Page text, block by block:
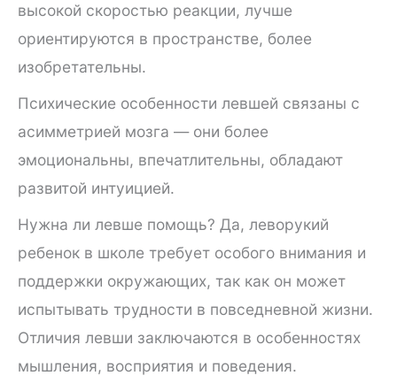
высокой скоростью реакции, лучше
ориентируются в пространстве, более
изобретательны.
Психические особенности левшей связаны с
асимметрией мозга — они более
эмоциональны, впечатлительны, обладают
развитой интуицией.
Нужна ли левше помощь? Да, леворукий
ребенок в школе требует особого внимания и
поддержки окружающих, так как он может
испытывать трудности в повседневной жизни.
Отличия левши заключаются в особенностях
мышления, восприятия и поведения.